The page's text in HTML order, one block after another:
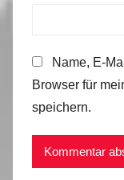
Name, E-
Browser für
speichern.